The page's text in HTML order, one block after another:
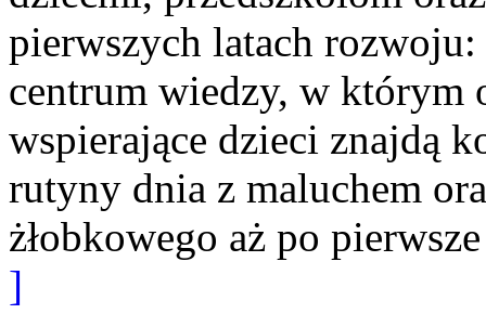
pierwszych latach
centrum wiedzy, w którym
wspierające dzieci znajdą
rutyny dnia z maluchem
żłobkowego aż po
]